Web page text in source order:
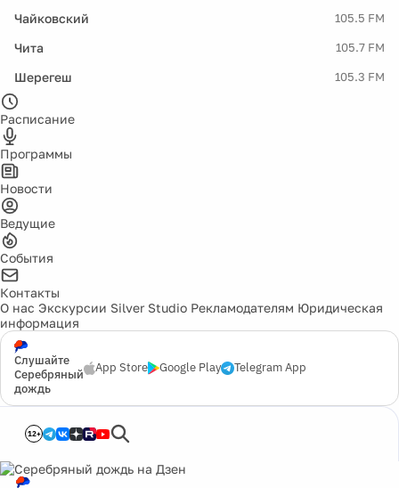
Чайковский 105.5 FM
Чита 105.7 FM
Шерегеш 105.3 FM
Расписание
Программы
Новости
Ведущие
События
Контакты
О нас Экскурсии Silver Studio Рекламодателям Юридическая
информация
Слушайте
Серебряный
дождь
App Store Google Play Telegram App
12+